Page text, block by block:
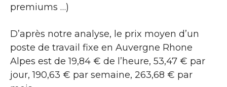
premiums …)
D’après notre analyse, le prix moyen d’un
poste de travail fixe en Auvergne Rhone
Alpes est de 19,84 € de l’heure, 53,47 € par
jour, 190,63 € par semaine, 263,68 € par